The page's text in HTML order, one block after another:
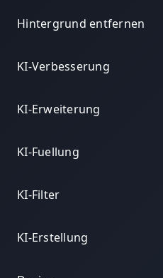
Hintergrund entfernen
KI-Verbesserung
KI-Erweiterung
KI-Fuellung
KI-Filter
KI-Erstellung